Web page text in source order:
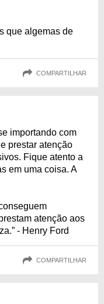
que algemas de
COMPARTILHAR
importando com
prestar atenção
Fique atento a
em uma coisa. A
atenção aos
- Henry Ford
COMPARTILHAR